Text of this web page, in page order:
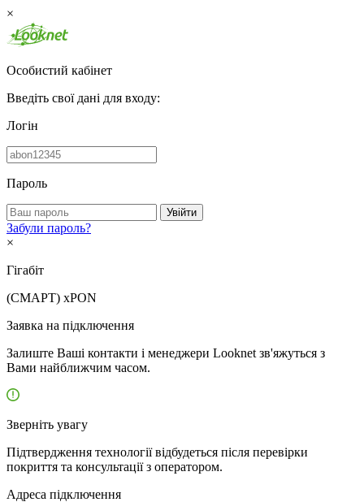
×
Особистий кабінет
Введіть свої дані для входу:
Логін
Пароль
Увійти
Забули пароль?
×
Гігабіт
(СМАРТ) xPON
Заявка на підключення
Залиште Ваші контакти і менеджери Looknet зв'яжуться з
Вами найближчим часом.
Зверніть увагу
Підтвердження технології відбудеться після перевірки
покриття та консультації з оператором.
Адресa підключення